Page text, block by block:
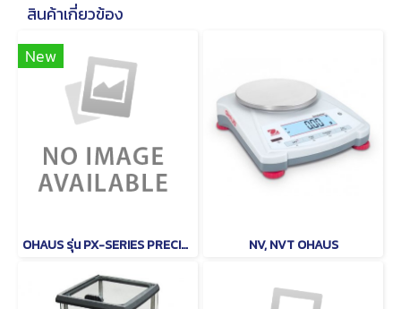
สินค้าเกี่ยวข้อง
New
OHAUS รุ่น PX-SERIES PRECISON NV, NVT OHAUS